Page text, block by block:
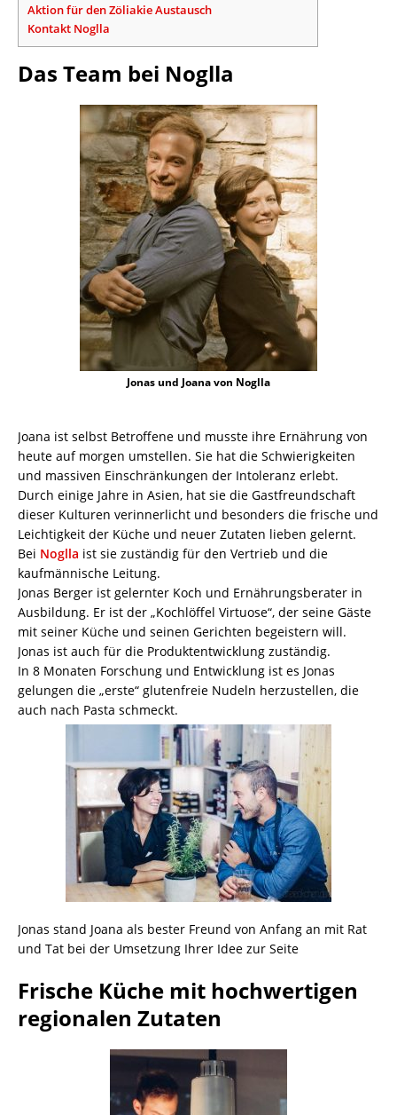
Aktion für den Zöliakie Austausch
Kontakt Noglla
Das Team bei Noglla
Jonas und Joana von Noglla
Joana ist selbst Betroffene und musste ihre Ernährung von
heute auf morgen umstellen. Sie hat die Schwierigkeiten
und massiven Einschränkungen der Intoleranz erlebt.
Durch einige Jahre in Asien, hat sie die Gastfreundschaft
dieser Kulturen verinnerlicht und besonders die frische und
Leichtigkeit der Küche und neuer Zutaten lieben gelernt.
Bei Noglla ist sie zuständig für den Vertrieb und die
kaufmännische Leitung.
Jonas Berger ist gelernter Koch und Ernährungsberater in
Ausbildung. Er ist der „Kochlöffel Virtuose“, der seine Gäste
mit seiner Küche und seinen Gerichten begeistern will.
Jonas ist auch für die Produktentwicklung zuständig.
In 8 Monaten Forschung und Entwicklung ist es Jonas
gelungen die „erste“ glutenfreie Nudeln herzustellen, die
auch nach Pasta schmeckt.
Jonas stand Joana als bester Freund von Anfang an mit Rat
und Tat bei der Umsetzung Ihrer Idee zur Seite
Frische Küche mit hochwertigen
regionalen Zutaten